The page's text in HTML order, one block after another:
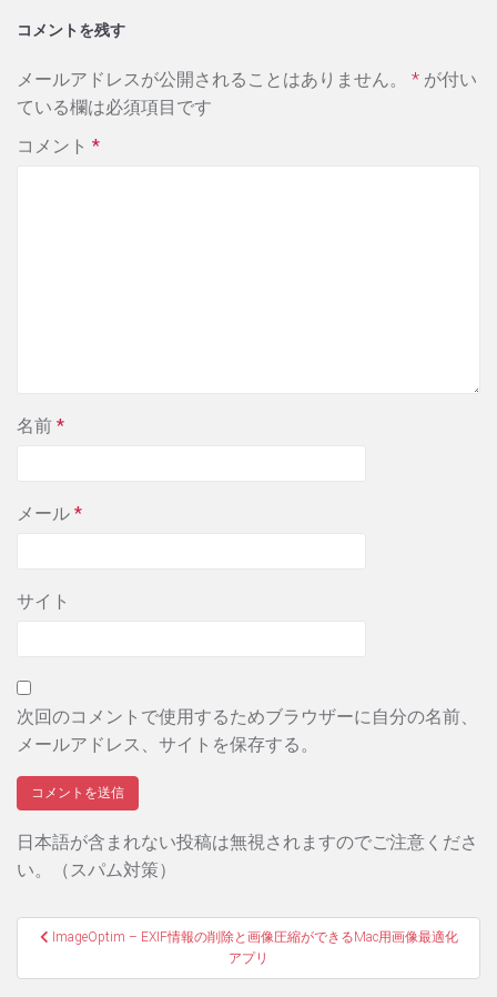
コメントを残す
メールアドレスが公開されることはありません。 * が付い
ている欄は必須項目です
コメント *
名前 *
メール *
サイト
次回のコメントで使用するためブラウザーに自分の名前、
メールアドレス、サイトを保存する。
日本語が含まれない投稿は無視されますのでご注意くださ
い。（スパム対策）
投
稿
ImageOptim – EXIF情報の削除と画像圧縮ができるMac用画像最適化
アプリ